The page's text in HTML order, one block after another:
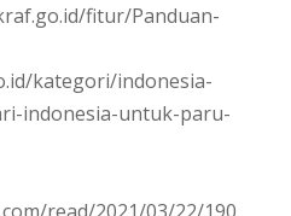
fitur/Panduan-
kategori/indonesia-
indonesia-untuk-paru-